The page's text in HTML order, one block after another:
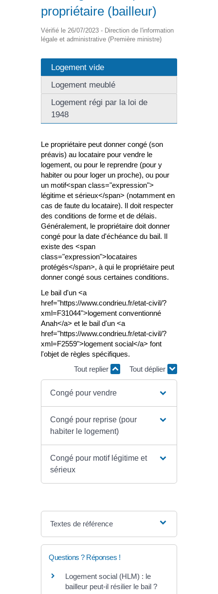
propriétaire (bailleur)
Vérifié le 26/07/2023 - Direction de l'information
légale et administrative (Première ministre)
Logement vide
Logement meublé
Logement régi par la loi de
1948
Le propriétaire peut donner congé (son
préavis) au locataire pour vendre le
logement, ou pour le reprendre (pour y
habiter ou pour loger un proche), ou pour
un motif<span class="expression">
légitime et sérieux</span> (notamment en
cas de faute du locataire). Il doit respecter
des conditions de forme et de délais.
Généralement, le propriétaire doit donner
congé pour la date d'échéance du bail. Il
existe des <span
class="expression">locataires
protégés</span>, à qui le propriétaire peut
donner congé sous certaines conditions.
Le bail d'un <a
href="https://www.condrieu.fr/etat-civil/?
xml=F31044">logement conventionné
Anah</a> et le bail d'un <a
href="https://www.condrieu.fr/etat-civil/?
xml=F2559">logement social</a> font
l'objet de règles spécifiques.
Tout replier
Tout déplier
Congé pour vendre
Congé pour reprise (pour
habiter le logement)
Congé pour motif légitime et
sérieux
Textes de référence
Questions ? Réponses !
Logement social (HLM) : le
bailleur peut-il résilier le bail ?